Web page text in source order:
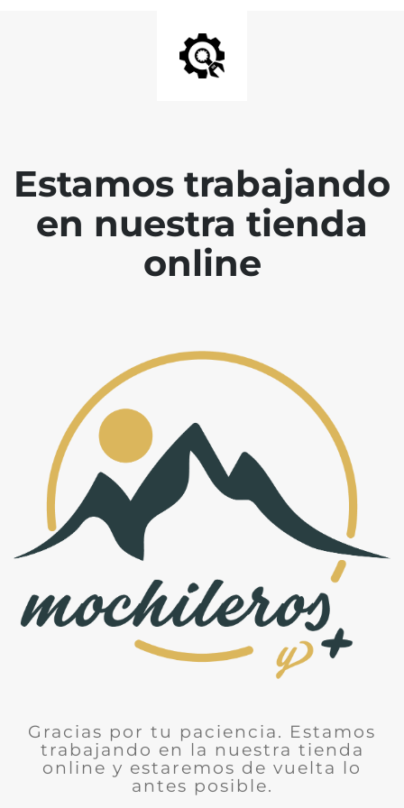
Estamos trabajando
en nuestra tienda
online
Gracias por tu paciencia. Estamos
trabajando en la nuestra tienda
online y estaremos de vuelta lo
antes posible.